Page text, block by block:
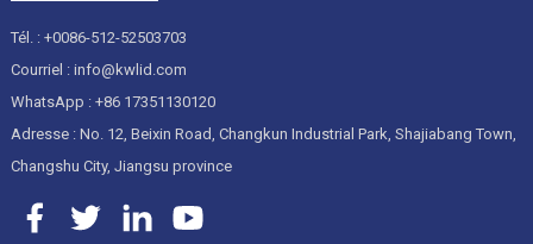
Tél. : +0086-512-52503703
Courriel : info@kwlid.com
WhatsApp : +86 17351130120
Adresse : No. 12, Beixin Road, Changkun Industrial Park, Shajiabang Town,
Changshu City, Jiangsu province